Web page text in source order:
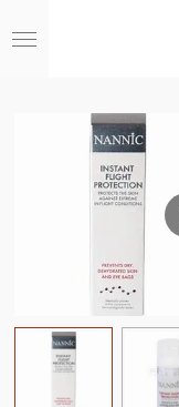
direct
hoofdinhoud